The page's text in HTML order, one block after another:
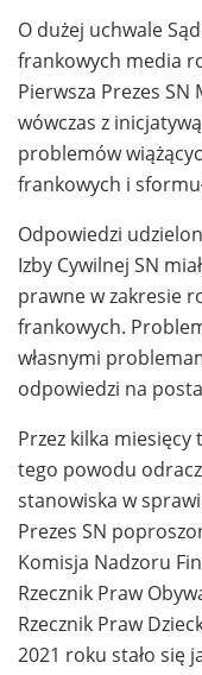
O dużej uchwale
frankowych media
Pierwsza Prezes SN
wówczas z
problemów
frankowych i
Odpowiedzi
Izby Cywilnej SN
prawne w zakresie
frankowych.
własnymi
odpowiedzi na
Przez kilka miesięcy
tego powodu
stanowiska w
Prezes SN
Komisja Nadzoru
Rzecznik Praw
Rzecznik Praw
2021 roku stało się